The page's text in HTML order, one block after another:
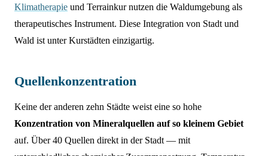
Klimatherapie und Terrainkur nutzen die Waldumgebung als
therapeutisches Instrument. Diese Integration von Stadt und
Wald ist unter Kurstädten einzigartig.
Quellenkonzentration
Keine der anderen zehn Städte weist eine so hohe
Konzentration von Mineralquellen auf so kleinem Gebiet
auf. Über 40 Quellen direkt in der Stadt — mit